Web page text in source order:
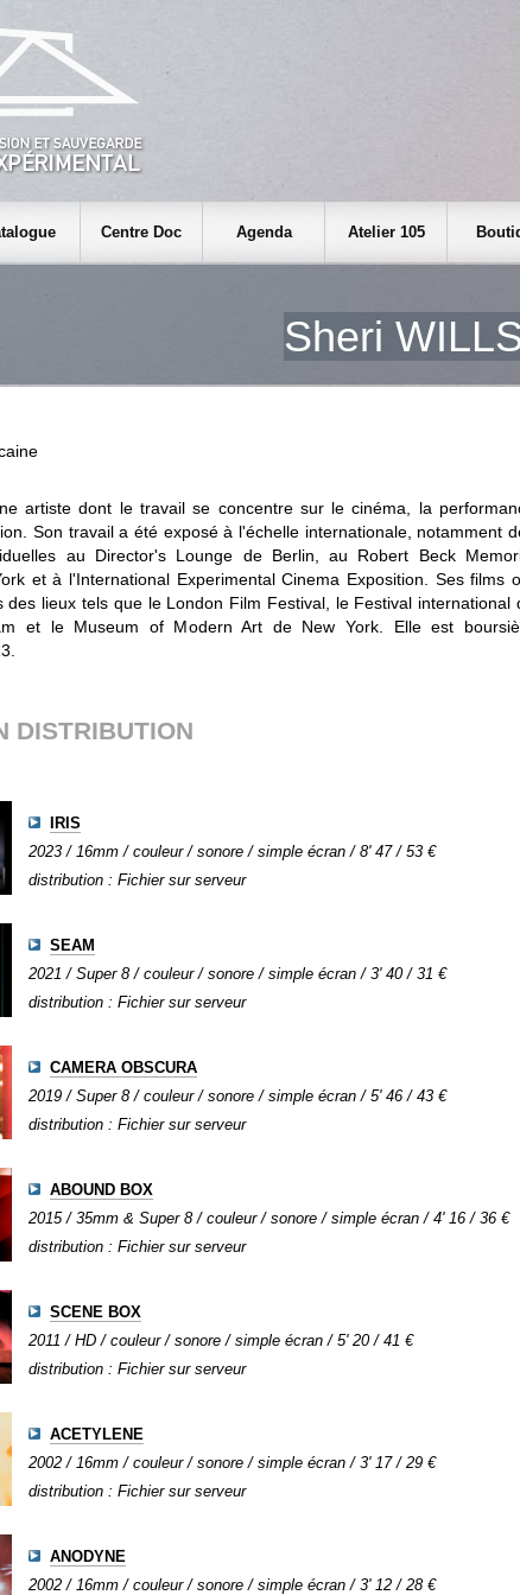
Centre Doc Agenda Atelier 105
Sheri
artiste dont le travail se concentre sur le cinéma, la
Son travail a été exposé à l'échelle internationale, notamment
au Director's Lounge de Berlin, au Robert Beck
et à l'International Experimental Cinema Exposition. Ses films
des lieux tels que le London Film Festival, le Festival international
et le Museum of Modern Art de New York. Elle est
DISTRIBUTION
IRIS
2023 / 16mm / couleur / sonore / simple écran / 8' 47 / 53 €
distribution : Fichier sur serveur
SEAM
2021 / Super 8 / couleur / sonore / simple écran / 3' 40 / 31 €
distribution : Fichier sur serveur
CAMERA OBSCURA
2019 / Super 8 / couleur / sonore / simple écran / 5' 46 / 43 €
distribution : Fichier sur serveur
ABOUND BOX
2015 / 35mm & Super 8 / couleur / sonore / simple écran / 4' 16 / 36 €
distribution : Fichier sur serveur
SCENE BOX
2011 / HD / couleur / sonore / simple écran / 5' 20 / 41 €
distribution : Fichier sur serveur
ACETYLENE
2002 / 16mm / couleur / sonore / simple écran / 3' 17 / 29 €
distribution : Fichier sur serveur
ANODYNE
2002 / 16mm / couleur / sonore / simple écran / 3' 12 / 28 €